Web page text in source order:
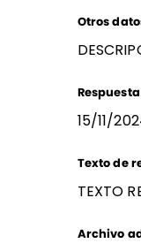
Otros
15/11/
Texto de
TEXTO
Archivo